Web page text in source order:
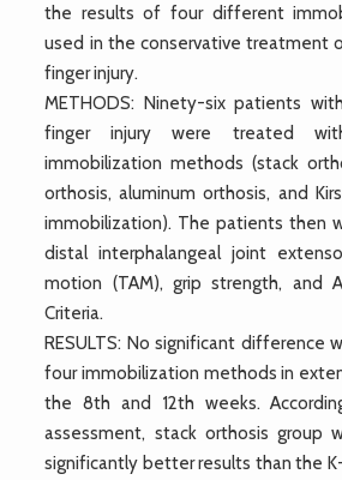
the results of four different
used in the conservative treatment
finger injury.
METHODS: Ninety-six patients
finger injury were treated
immobilization methods (stack
orthosis, aluminum orthosis, and
immobilization). The patients then
distal interphalangeal joint
motion (TAM), grip strength, and
Criteria.
RESULTS: No significant difference
four immobilization methods in
the 8th and 12th weeks.
assessment, stack orthosis group
significantly better results than the